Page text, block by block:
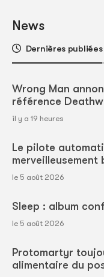
News
Dernières publiées
Wrong Man
référence
il y a 19 heures
Le pilote
merveilleusement
le 5 août 2026
Sleep : album
le 5 août 2026
Protomartyr
alimentaire du